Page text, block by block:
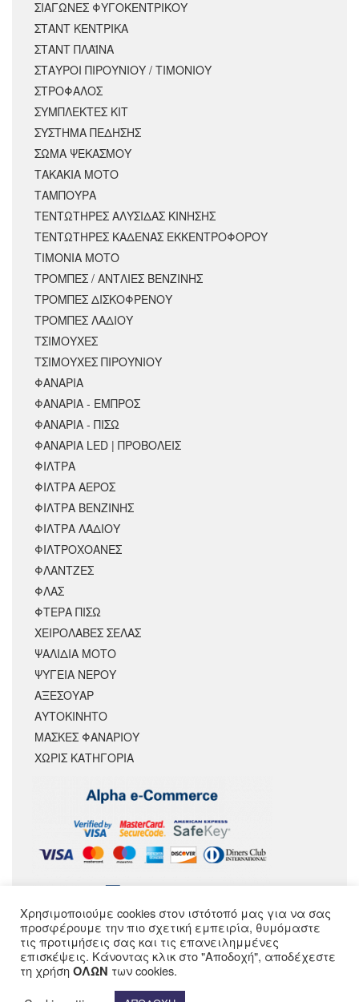
ΣΙΑΓΩΝΕΣ ΦΥΓΟΚΕΝΤΡΙΚΟΥ
ΣΤΑΝΤ ΚΕΝΤΡΙΚΑ
ΣΤΑΝΤ ΠΛΑΪΝΑ
ΣΤΑΥΡΟΙ ΠΙΡΟΥΝΙΟΥ / ΤΙΜΟΝΙΟΥ
ΣΤΡΟΦΑΛΟΣ
ΣΥΜΠΛΕΚΤΕΣ ΚΙΤ
ΣΥΣΤΗΜΑ ΠΕΔΗΣΗΣ
ΣΩΜΑ ΨΕΚΑΣΜΟΥ
ΤΑΚΑΚΙΑ ΜΟΤΟ
ΤΑΜΠΟΥΡΑ
ΤΕΝΤΩΤΗΡΕΣ ΑΛΥΣΙΔΑΣ ΚΙΝΗΣΗΣ
ΤΕΝΤΩΤΗΡΕΣ ΚΑΔΕΝΑΣ ΕΚΚΕΝΤΡΟΦΟΡΟΥ
ΤΙΜΟΝΙΑ ΜΟΤΟ
ΤΡΟΜΠΕΣ / ΑΝΤΛΙΕΣ ΒΕΝΖΙΝΗΣ
ΤΡΟΜΠΕΣ ΔΙΣΚΟΦΡΕΝΟΥ
ΤΡΟΜΠΕΣ ΛΑΔΙΟΥ
ΤΣΙΜΟΥΧΕΣ
ΤΣΙΜΟΥΧΕΣ ΠΙΡΟΥΝΙΟΥ
ΦΑΝΑΡΙΑ
ΦΑΝΑΡΙΑ - ΕΜΠΡΟΣ
ΦΑΝΑΡΙΑ - ΠΙΣΩ
ΦΑΝΑΡΙΑ LED | ΠΡΟΒΟΛΕΙΣ
ΦΙΛΤΡΑ
ΦΙΛΤΡΑ ΑΕΡΟΣ
ΦΙΛΤΡΑ ΒΕΝΖΙΝΗΣ
ΦΙΛΤΡΑ ΛΑΔΙΟΥ
ΦΙΛΤΡΟΧΟΑΝΕΣ
ΦΛΑΝΤΖΕΣ
ΦΛΑΣ
ΦΤΕΡΑ ΠΙΣΩ
ΧΕΙΡΟΛΑΒΕΣ ΣΕΛΑΣ
ΨΑΛΙΔΙΑ ΜΟΤΟ
ΨΥΓΕΙΑ ΝΕΡΟΥ
ΑΞΕΣΟΥΆΡ
ΑΥΤΟΚΙΝΗΤΟ
ΜΑΣΚΕΣ ΦΑΝΑΡΙΟΥ
ΧΩΡΊΣ ΚΑΤΗΓΟΡΊΑ
ΑΚΟΛΟΥΘΗΣΕ ΜΑΣ
Χρησιμοποιούμε cookies στον ιστότοπό μας για να σας
προσφέρουμε την πιο σχετική εμπειρία, θυμόμαστε
τις προτιμήσεις σας και τις επανειλημμένες
επισκέψεις. Κάνοντας κλικ στο "Αποδοχή", αποδέχεστε
τη χρήσηΟΛΩΝ των cookies.